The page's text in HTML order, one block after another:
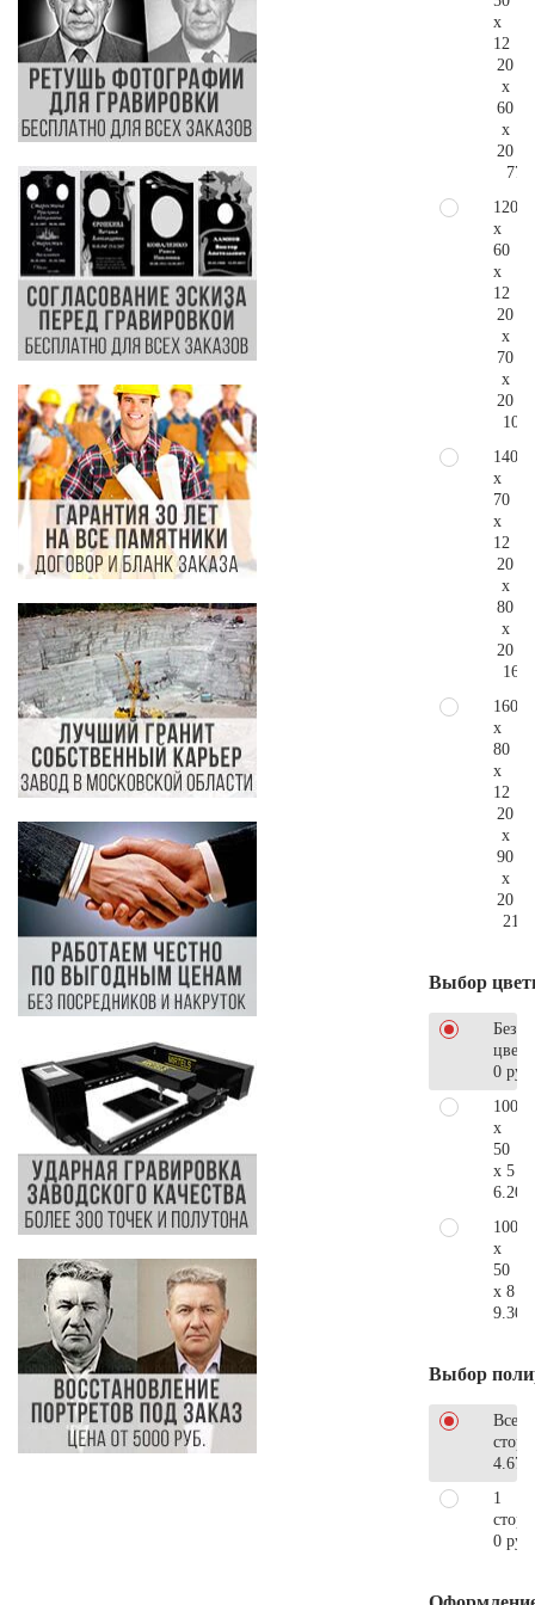
x
12
20
x
60
x
20
120
x
60
x
12
20
x
70
x
20
140
x
70
x
12
20
x
80
x
20
160
x
80
x
12
20
x
90
x
20
Выбор
Без
0 руб.
100
x
50
x 5
100
x
50
x 8
Выбор
Все
1
0 руб.